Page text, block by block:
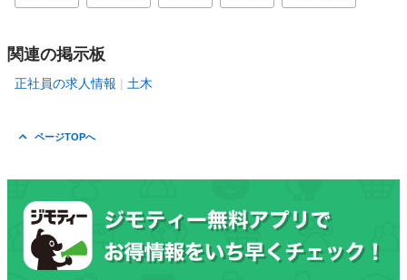
関連の掲示板
正社員の求人情報 土木
ページTOPへ